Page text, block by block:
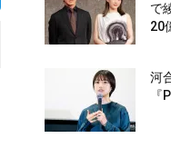
で
20
河
『